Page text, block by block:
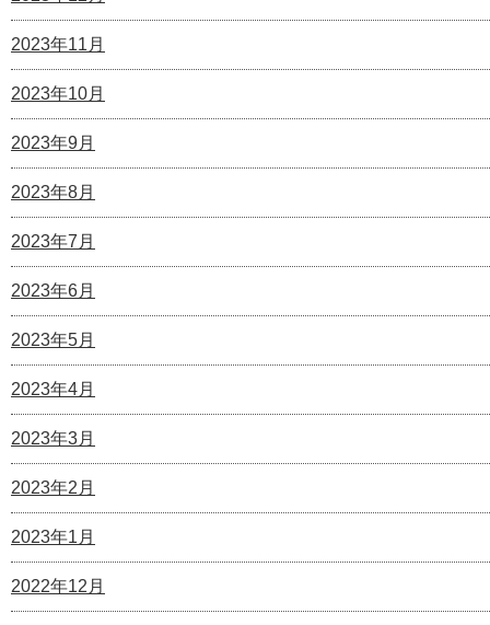
2023年11月
2023年10月
2023年9月
2023年8月
2023年7月
2023年6月
2023年5月
2023年4月
2023年3月
2023年2月
2023年1月
2022年12月